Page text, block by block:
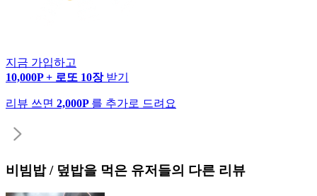
지금 가입하고
10,000P + 로또 10장 받기
리뷰 쓰면 2,000P 를 추가로 드려요
비빔밥 / 덮밥을 먹은 유저들의 다른 리뷰